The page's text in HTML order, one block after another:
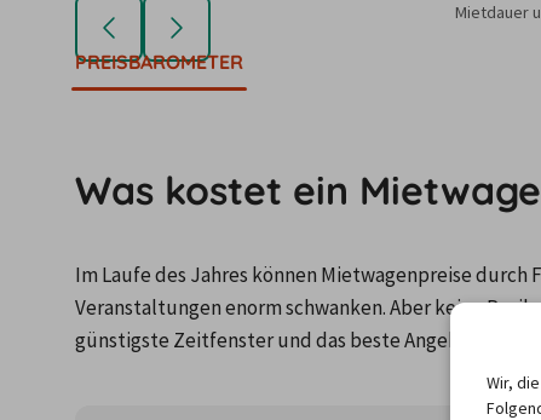
Mietdauer
PREISBAROMETER
Was kostet ein
Im Laufe des Jahres können Mietwagenpreise
Veranstaltungen enorm schwanken. Aber keine
günstigste Zeitfenster und das beste Angebot für
Wir,